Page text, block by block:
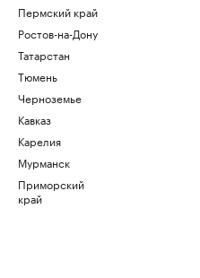
Пермский край
Ростов-на-Дону
Татарстан
Тюмень
Черноземье
Кавказ
Карелия
Мурманск
Приморский
край